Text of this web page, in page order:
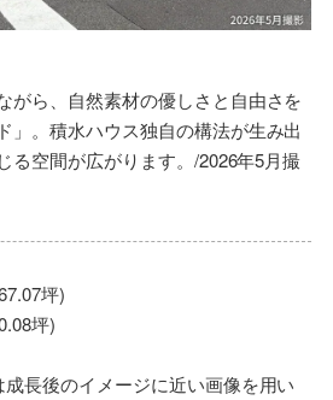
がら、自然素材の優しさと自由さを
」。積水ハウス独自の構法が生み出
る空間が広がります。/2026年5月撮
坪)
坪)
長後のイメージに近い画像を用い